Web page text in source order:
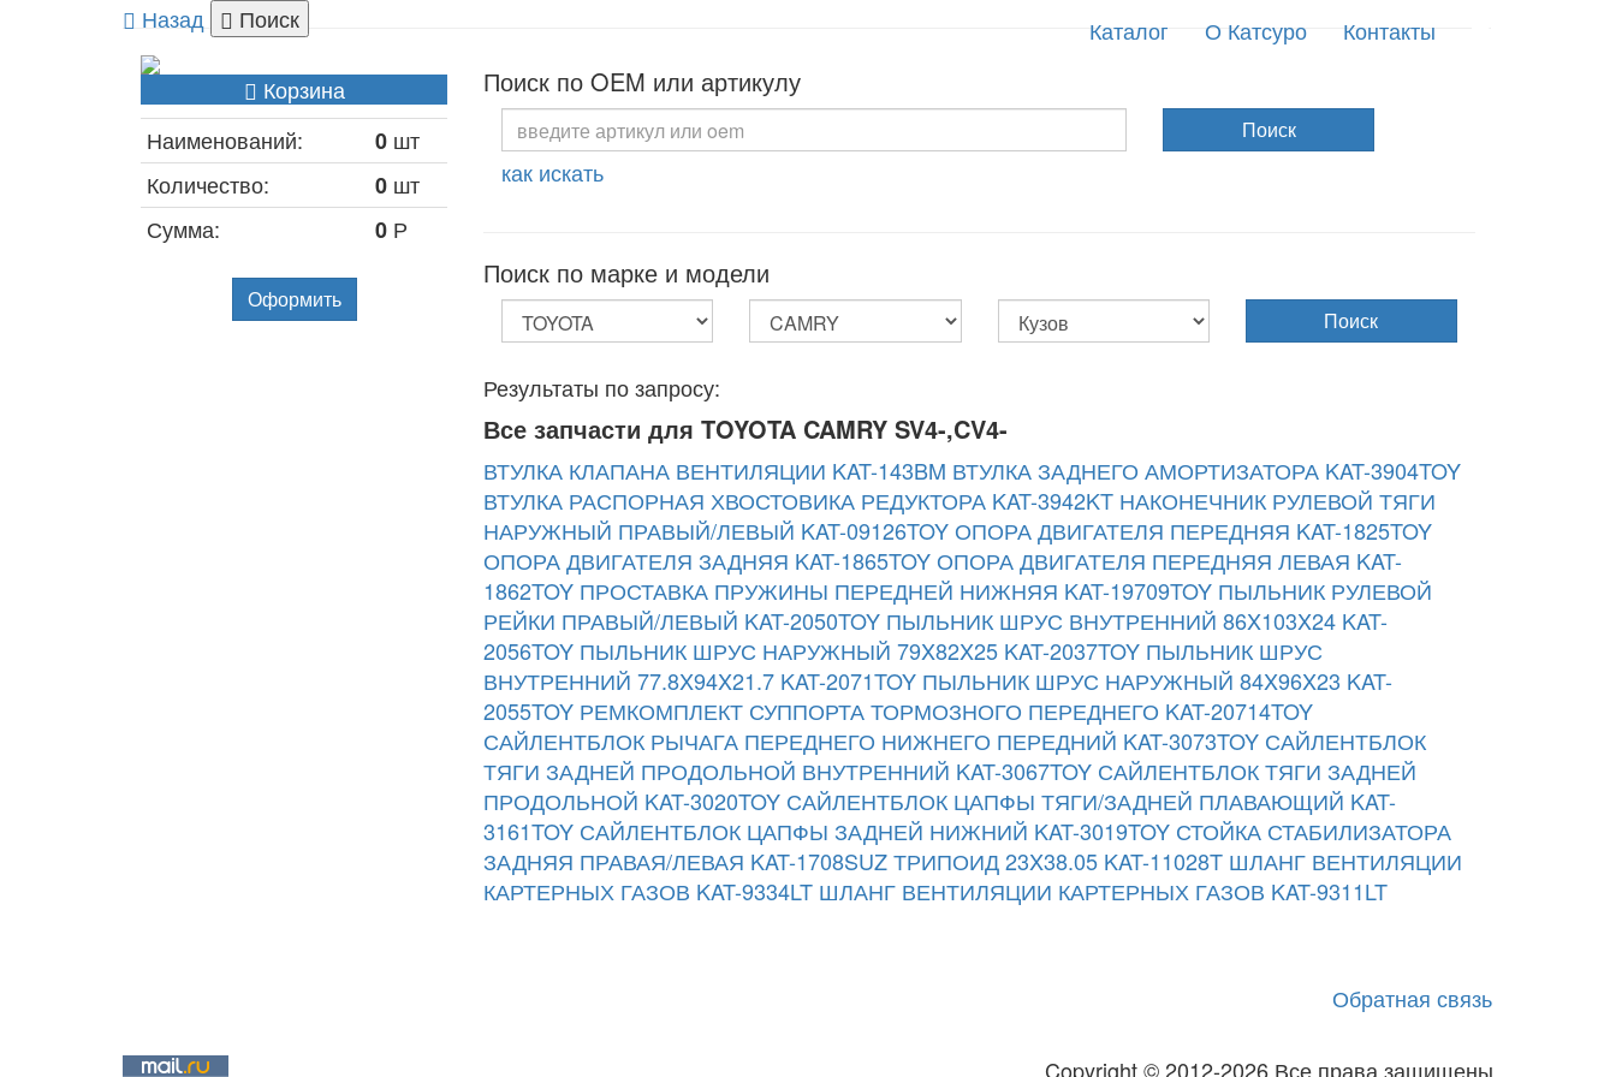
Назад Поиск Каталог О Катсуро
Контакты
Корзина
Наименований:
0 шт
Количество:
0 шт
Сумма:
0 Р
Оформить
Поиск по OEM или артикулу
как искать
Поиск
Поиск по марке и модели
Поиск
Результаты по запросу:
Все запчасти для TOYOTA CAMRY SV4-,CV4-
ВТУЛКА КЛАПАНА ВЕНТИЛЯЦИИ KAT-143BM ВТУЛКА ЗАДНЕГО АМОРТИЗАТОРА KAT-3904TOY
ВТУЛКА РАСПОРНАЯ ХВОСТОВИКА РЕДУКТОРА KAT-3942KT НАКОНЕЧНИК РУЛЕВОЙ ТЯГИ
НАРУЖНЫЙ ПРАВЫЙ/ЛЕВЫЙ KAT-09126TOY ОПОРА ДВИГАТЕЛЯ ПЕРЕДНЯЯ KAT-1825TOY
ОПОРА ДВИГАТЕЛЯ ЗАДНЯЯ KAT-1865TOY ОПОРА ДВИГАТЕЛЯ ПЕРЕДНЯЯ ЛЕВАЯ KAT-
1862TOY ПРОСТАВКА ПРУЖИНЫ ПЕРЕДНЕЙ НИЖНЯЯ KAT-19709TOY ПЫЛЬНИК РУЛЕВОЙ
РЕЙКИ ПРАВЫЙ/ЛЕВЫЙ KAT-2050TOY ПЫЛЬНИК ШРУС ВНУТРЕННИЙ 86X103X24 KAT-
2056TOY ПЫЛЬНИК ШРУС НАРУЖНЫЙ 79X82X25 KAT-2037TOY ПЫЛЬНИК ШРУС
ВНУТРЕННИЙ 77.8X94X21.7 KAT-2071TOY ПЫЛЬНИК ШРУС НАРУЖНЫЙ 84X96X23 KAT-
2055TOY РЕМКОМПЛЕКТ СУППОРТА ТОРМОЗНОГО ПЕРЕДНЕГО KAT-20714TOY
САЙЛЕНТБЛОК РЫЧАГА ПЕРЕДНЕГО НИЖНЕГО ПЕРЕДНИЙ KAT-3073TOY САЙЛЕНТБЛОК
ТЯГИ ЗАДНЕЙ ПРОДОЛЬНОЙ ВНУТРЕННИЙ KAT-3067TOY САЙЛЕНТБЛОК ТЯГИ ЗАДНЕЙ
ПРОДОЛЬНОЙ KAT-3020TOY САЙЛЕНТБЛОК ЦАПФЫ ТЯГИ/ЗАДНЕЙ ПЛАВАЮЩИЙ KAT-
3161TOY САЙЛЕНТБЛОК ЦАПФЫ ЗАДНЕЙ НИЖНИЙ KAT-3019TOY СТОЙКА СТАБИЛИЗАТОРА
ЗАДНЯЯ ПРАВАЯ/ЛЕВАЯ KAT-1708SUZТРИПОИД 23X38.05 KAT-11028T ШЛАНГ ВЕНТИЛЯЦИИ
КАРТЕРНЫХ ГАЗОВ KAT-9334LT ШЛАНГ ВЕНТИЛЯЦИИ КАРТЕРНЫХ ГАЗОВ KAT-9311LT
Обратная связь
Copyright © 2012-2026 Все права защищены